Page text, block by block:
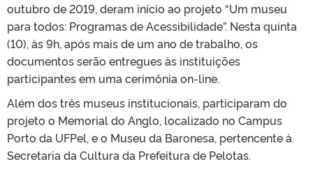
outubro de 2019, deram início ao projeto “Um museu
para todos: Programas de Acessibilidade”. Nesta quinta
(10), às 9h, após mais de um ano de trabalho, os
documentos serão entregues às instituições
participantes em uma cerimônia on-line.
Além dos três museus institucionais, participaram do
projeto o Memorial do Anglo, localizado no Campus
Porto da UFPel, e o Museu da Baronesa, pertencente à
Secretaria da Cultura da Prefeitura de Pelotas.